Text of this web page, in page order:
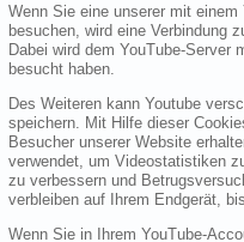
Wenn Sie eine unserer mit
besuchen, wird eine Verbindung
Dabei wird dem YouTube-Server
besucht haben.
Des Weiteren kann Youtube
speichern. Mit Hilfe dieser
Besucher unserer Website
verwendet, um Videostatistiken
zu verbessern und
verbleiben auf Ihrem Endgerät,
Wenn Sie in Ihrem YouTube-